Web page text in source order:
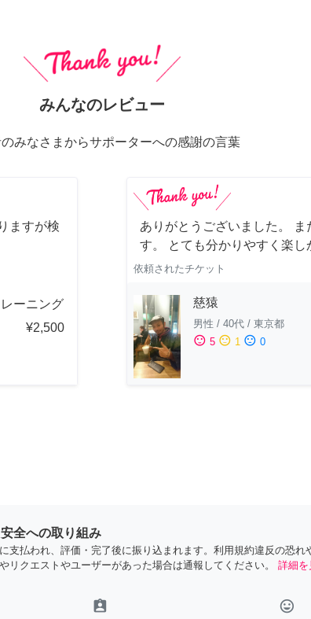
みんなのレビュー
みなさまからサポーターへの感謝の言葉
ますが検
ーニング
¥2,500
ありがとうございました。
す。 とても分かりやすく楽し
依頼されたチケット
慈猿
男性 / 40代 / 東京都
sentiment_satisfied 5 sentiment_neutral 1 sentiment_dissatisfied 0
全への取り組み
支払われ、評価・完了後に振り込まれます。利用規約違反の恐れ
リクエストやユーザーがあった場合は通報してください。
詳細を
assignment_ind tag_faces